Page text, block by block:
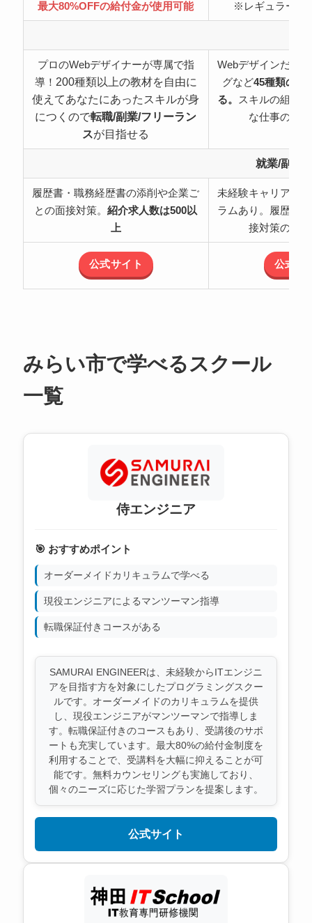
最大80%OFFの給付金が使用可能 ※レギュラープ
プロのWebデザイナーが専属で指
導！ 200種類以上の教材を自由に
使えてあなたにあったスキルが身
につくので転職/副業/フリーラン
スが目指せる
Webデザインだけ
グなど45種類の職
る。 スキルの組み
な仕事の可
就業/副業
履歴書・職務経歴書の添削や企業ご
との面接対策。紹介求人数は500以
上
未経験キャリアチ
ラムあり。履歴書
接対策のサ
公式サイト 公式サ
みらい市で学べるスクール
一覧
侍エンジニア
🎯 おすすめポイント
オーダーメイドカリキュラムで学べる
現役エンジニアによるマンツーマン指導
転職保証付きコースがある
SAMURAI ENGINEERは、未経験からITエンジニ
アを目指す方を対象にしたプログラミングスクー
ルです。オーダーメイドのカリキュラムを提供
し、現役エンジニアがマンツーマンで指導しま
す。転職保証付きのコースもあり、受講後のサポ
ートも充実しています。最大80%の給付金制度を
利用することで、受講料を大幅に抑えることが可
能です。無料カウンセリングも実施しており、
個々のニーズに応じた学習プランを提案します。
公式サイト